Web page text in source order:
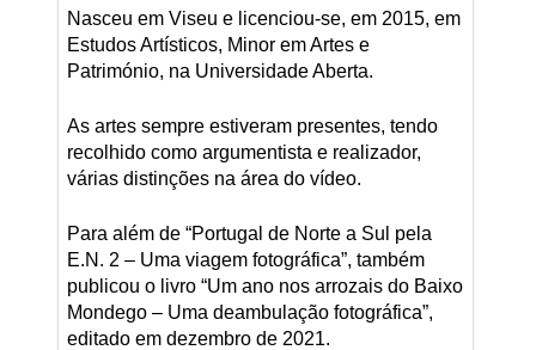
Nasceu em Viseu e licenciou-se, em 2015, em
Estudos Artísticos, Minor em Artes e
Património, na Universidade Aberta.
As artes sempre estiveram presentes, tendo
recolhido como argumentista e realizador,
várias distinções na área do vídeo.
Para além de “Portugal de Norte a Sul pela
E.N. 2 – Uma viagem fotográfica”, também
publicou o livro “Um ano nos arrozais do Baixo
Mondego – Uma deambulação fotográfica”,
editado em dezembro de 2021.